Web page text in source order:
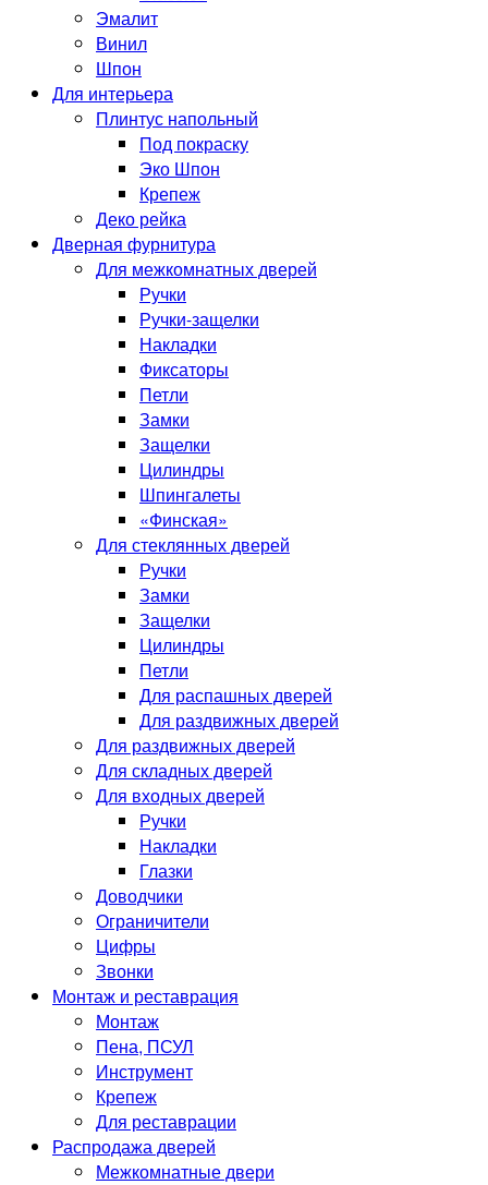
Эмалит
Винил
Шпон
Для интерьера
Плинтус напольный
Под покраску
Эко Шпон
Крепеж
Деко рейка
Дверная фурнитура
Для межкомнатных дверей
Ручки
Ручки-защелки
Накладки
Фиксаторы
Петли
Замки
Защелки
Цилиндры
Шпингалеты
«Финская»
Для стеклянных дверей
Ручки
Замки
Защелки
Цилиндры
Петли
Для распашных дверей
Для раздвижных дверей
Для раздвижных дверей
Для складных дверей
Для входных дверей
Ручки
Накладки
Глазки
Доводчики
Ограничители
Цифры
Звонки
Монтаж и реставрация
Монтаж
Пена, ПСУЛ
Инструмент
Крепеж
Для реставрации
Распродажа дверей
Межкомнатные двери